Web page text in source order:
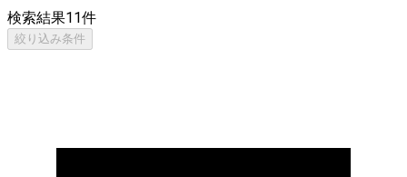
検索結果11件
絞り込み条件